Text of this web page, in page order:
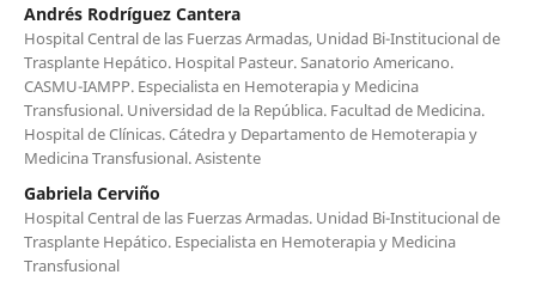
Andrés Rodríguez Cantera
Hospital Central de las Fuerzas Armadas, Unidad Bi-Institucional de
Trasplante Hepático. Hospital Pasteur. Sanatorio Americano.
CASMU-IAMPP. Especialista en Hemoterapia y Medicina
Transfusional. Universidad de la República. Facultad de Medicina.
Hospital de Clínicas. Cátedra y Departamento de Hemoterapia y
Medicina Transfusional. Asistente
Gabriela Cerviño
Hospital Central de las Fuerzas Armadas. Unidad Bi-Institucional de
Trasplante Hepático. Especialista en Hemoterapia y Medicina
Transfusional